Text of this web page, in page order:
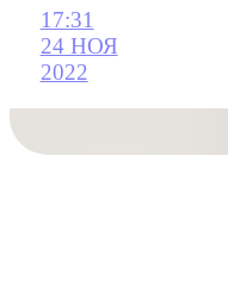
17:31
24 НОЯ
2022